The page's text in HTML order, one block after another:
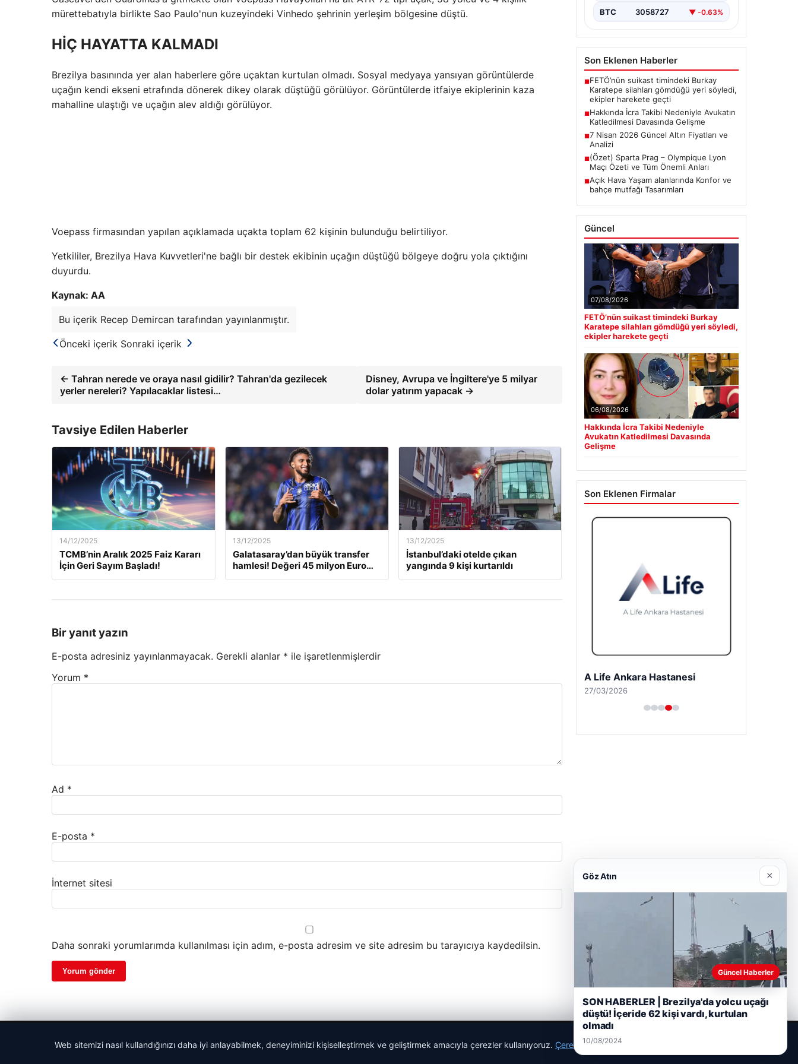
mürettebatıyla birlikte Sao Paulo'nun kuzeyindeki Vinhedo şehrinin yerleşim bölgesine düştü.
HİÇ HAYATTA KALMADI
Brezilya basınında yer alan haberlere göre uçaktan kurtulan olmadı. Sosyal medyaya yansıyan görüntülerde
uçağın kendi ekseni etrafında dönerek dikey olarak düştüğü görülüyor. Görüntülerde itfaiye ekiplerinin kaza
mahalline ulaştığı ve uçağın alev aldığı görülüyor.
Voepass firmasından yapılan açıklamada uçakta toplam 62 kişinin bulunduğu belirtiliyor.
Yetkililer, Brezilya Hava Kuvvetleri'ne bağlı bir destek ekibinin uçağın düştüğü bölgeye doğru yola çıktığını
duyurdu.
Kaynak: AA
Bu içerik Recep Demircan tarafından yayınlanmıştır.
Önceki içerik Sonraki içerik
← Tahran nerede ve oraya nasıl gidilir? Tahran'da gezilecek
yerler nereleri? Yapılacaklar listesi…
Disney, Avrupa ve İngiltere'ye 5 milyar
dolar yatırım yapacak →
Tavsiye Edilen Haberler
14/12/2025
TCMB’nin Aralık 2025 Faiz Kararı
İçin Geri Sayım Başladı!
13/12/2025
Galatasaray’dan büyük transfer
hamlesi! Değeri 45 milyon Euro…
13/12/2025
İstanbul’daki otelde çıkan
yangında 9 kişi kurtarıldı
Bir yanıt yazın
E-posta adresiniz yayınlanmayacak. Gerekli alanlar * ile işaretlenmişlerdir
Yorum *
Ad *
E-posta *
İnternet sitesi
Daha sonraki yorumlarımda kullanılması için adım, e-posta adresim ve site adresim bu tarayıcıya kaydedilsin.
BTC 3058727 ▼ -0.63%
Son Eklenen Haberler
■FETÖ’nün suikast timindeki Burkay
Karatepe silahları gömdüğü yeri söyledi,
ekipler harekete geçti
■Hakkında İcra Takibi Nedeniyle Avukatın
Katledilmesi Davasında Gelişme
■7 Nisan 2026 Güncel Altın Fiyatları ve
Analizi
■(Özet) Sparta Prag – Olympique Lyon
Maçı Özeti ve Tüm Önemli Anları
■Açık Hava Yaşam alanlarında Konfor ve
bahçe mutfağı Tasarımları
Güncel
07/08/2026
FETÖ’nün suikast timindeki Burkay
Karatepe silahları gömdüğü yeri söyledi,
ekipler harekete geçti
06/08/2026
Hakkında İcra Takibi Nedeniyle
Avukatın Katledilmesi Davasında
Gelişme
Son Eklenen Firmalar
A Life Ankara Hastanesi
27/03/2026
Web sitemizi nasıl kullandığınızı daha iyi anlayabilmek, deneyiminizi kişiselleştirmek ve geliştirmek amacıyla çerezler kullanıyoruz. Çerez Politikamız
Göz Atın ×
Güncel Haberler
SON HABERLER | Brezilya'da yolcu uçağı
düştü! İçeride 62 kişi vardı, kurtulan
olmadı
10/08/2024